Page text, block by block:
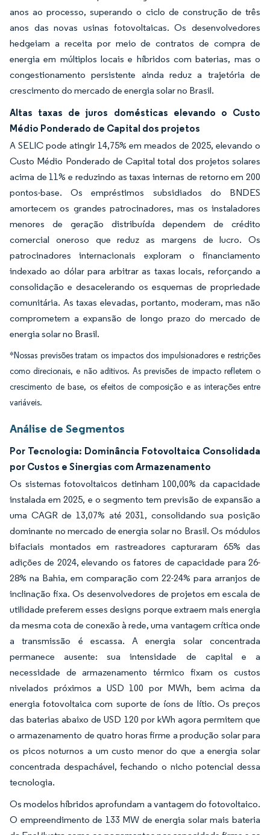
anos ao processo, superando o ciclo de construção de três
anos das novas usinas fotovoltaicas. Os desenvolvedores
hedgeiam a receita por meio de contratos de compra de
energia em múltiplos locais e híbridos com baterias, mas o
congestionamento persistente ainda reduz a trajetória de
crescimento do mercado de energia solar no Brasil.
Altas taxas de juros domésticas elevando o Custo
Médio Ponderado de Capital dos projetos
A SELIC pode atingir 14,75% em meados de 2025, elevando o
Custo Médio Ponderado de Capital total dos projetos solares
acima de 11% e reduzindo as taxas internas de retorno em 200
pontos-base. Os empréstimos subsidiados do BNDES
amortecem os grandes patrocinadores, mas os instaladores
menores de geração distribuída dependem de crédito
comercial oneroso que reduz as margens de lucro. Os
patrocinadores internacionais exploram o financiamento
indexado ao dólar para arbitrar as taxas locais, reforçando a
consolidação e desacelerando os esquemas de propriedade
comunitária. As taxas elevadas, portanto, moderam, mas não
comprometem a expansão de longo prazo do mercado de
energia solar no Brasil.
*Nossas previsões tratam os impactos dos impulsionadores e restrições
como direcionais, e não aditivos. As previsões de impacto refletem o
crescimento de base, os efeitos de composição e as interações entre
variáveis.
Análise de Segmentos
Por Tecnologia: Dominância Fotovoltaica Consolidada
por Custos e Sinergias com Armazenamento
Os sistemas fotovoltaicos detinham 100,00% da capacidade
instalada em 2025, e o segmento tem previsão de expansão a
uma CAGR de 13,07% até 2031, consolidando sua posição
dominante no mercado de energia solar no Brasil. Os módulos
bifaciais montados em rastreadores capturaram 65% das
adições de 2024, elevando os fatores de capacidade para 26-
28% na Bahia, em comparação com 22-24% para arranjos de
inclinação fixa. Os desenvolvedores de projetos em escala de
utilidade preferem esses designs porque extraem mais energia
da mesma cota de conexão à rede, uma vantagem crítica onde
a transmissão é escassa. A energia solar concentrada
permanece ausente: sua intensidade de capital e a
necessidade de armazenamento térmico fixam os custos
nivelados próximos a USD 100 por MWh, bem acima da
energia fotovoltaica com suporte de íons de lítio. Os preços
das baterias abaixo de USD 120 por kWh agora permitem que
o armazenamento de quatro horas firme a produção solar para
os picos noturnos a um custo menor do que a energia solar
concentrada despachável, fechando o nicho potencial dessa
tecnologia.
Os modelos híbridos aprofundam a vantagem do fotovoltaico.
O empreendimento de 133 MW de energia solar mais bateria